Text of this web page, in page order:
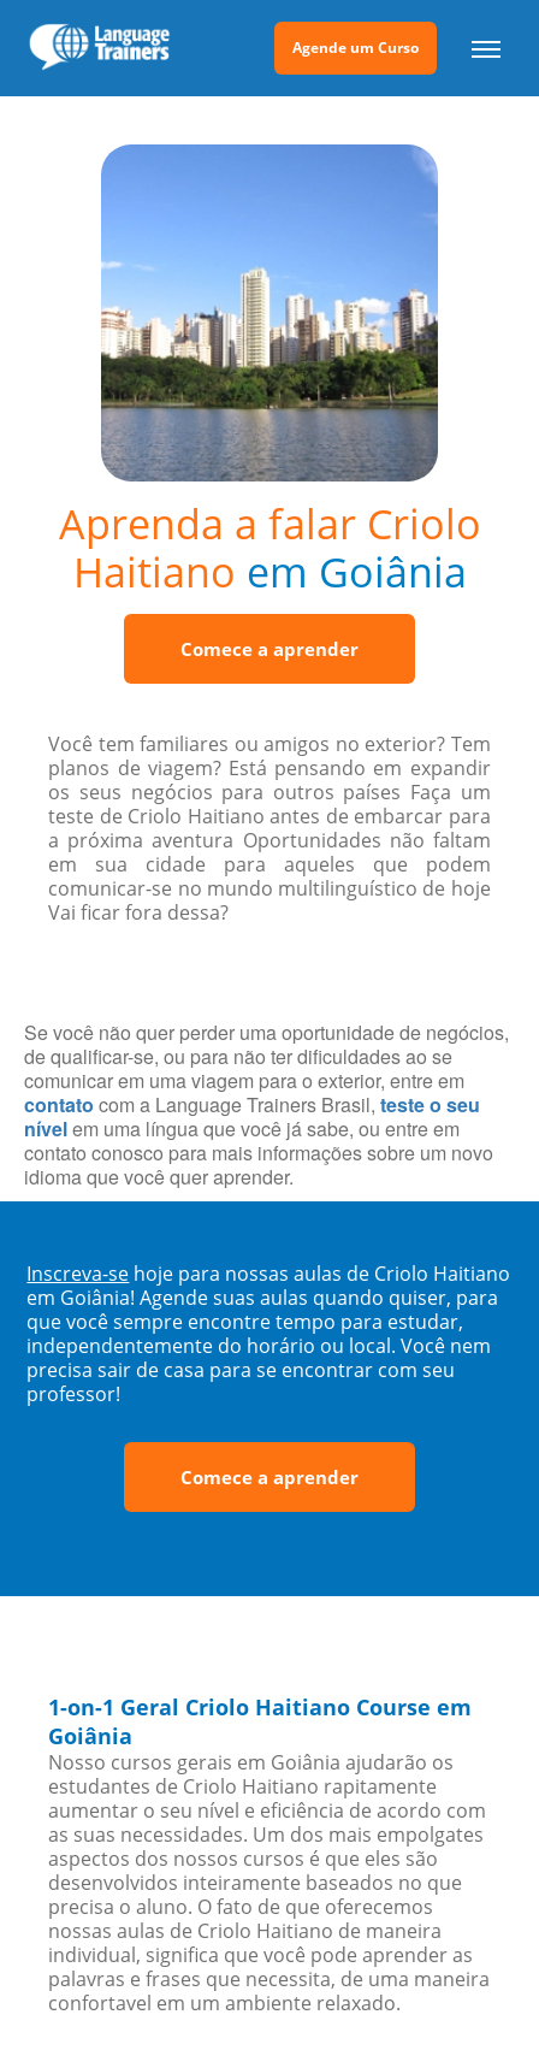
Agende um Curso
Aprenda a falar Criolo
Haitiano em Goiânia
Comece a aprender
Você tem familiares ou amigos no exterior? Tem
planos de viagem? Está pensando em expandir
os seus negócios para outros países Faça um
teste de Criolo Haitiano antes de embarcar para
a próxima aventura Oportunidades não faltam
em sua cidade para aqueles que podem
comunicar-se no mundo multilinguístico de hoje
Vai ficar fora dessa?
Se você não quer perder uma oportunidade de negócios,
de qualificar-se, ou para não ter dificuldades ao se
comunicar em uma viagem para o exterior, entre em
contato com a Language Trainers Brasil, teste o seu
nívelem uma língua que você já sabe, ou entre em
contato conosco para mais informações sobre um novo
idioma que você quer aprender.
Inscreva-se hoje para nossas aulas de Criolo Haitiano
em Goiânia! Agende suas aulas quando quiser, para
que você sempre encontre tempo para estudar,
independentemente do horário ou local. Você nem
precisa sair de casa para se encontrar com seu
professor!
Comece a aprender
1-on-1 Geral Criolo Haitiano Course em
Goiânia
Nosso cursos gerais em Goiânia ajudarão os
estudantes de Criolo Haitiano rapitamente
aumentar o seu nível e eficiência de acordo com
as suas necessidades. Um dos mais empolgates
aspectos dos nossos cursos é que eles são
desenvolvidos inteiramente baseados no que
precisa o aluno. O fato de que oferecemos
nossas aulas de Criolo Haitiano de maneira
individual, significa que você pode aprender as
palavras e frases que necessita, de uma maneira
confortavel em um ambiente relaxado.